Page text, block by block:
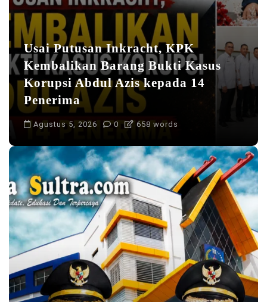
Usai Putusan Inkracht, KPK
Kembalikan Barang Bukti Kasus
Korupsi Abdul Azis kepada 14
Penerima
Agustus 5, 2026 0 658 words